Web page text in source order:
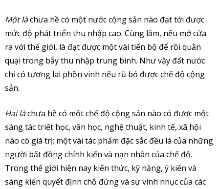
Một làchưa hề có một nước cộng sản nào đạt tới được
mức độ phát triển thu nhập cao. Cùng lắm, nếu mở cửa
ra với thế giới, là đạt được một vài tiến bộ để rồi quằn
quại trong bẫy thu nhập trung bình. Như vậy đất nước
chỉ có tương lai phồn vinh nếu rũ bỏ được chế độ cộng
sản.
Hai làchưa hề có một chế độ cộng sản nào có được một
sáng tác triết học, văn học, nghệ thuật, kinh tế, xã hội
nào có giá trị; một vài tác phẩm đặc sắc đều là của những
người bất đồng chính kiến và nạn nhân của chế độ.
Trong thế giới hiện nay kiến thức, kỹ năng, ý kiến và
sáng kiến quyết định chỗ đứng và sự vinh nhục của các